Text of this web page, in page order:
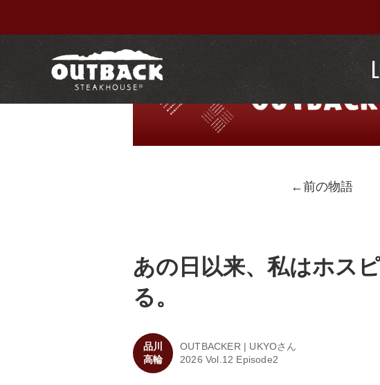
←前の物語
あの日以来、私はホス
る。
品川
高輪
OUTBACKER | UKYOさん
2026 Vol.12 Episode2